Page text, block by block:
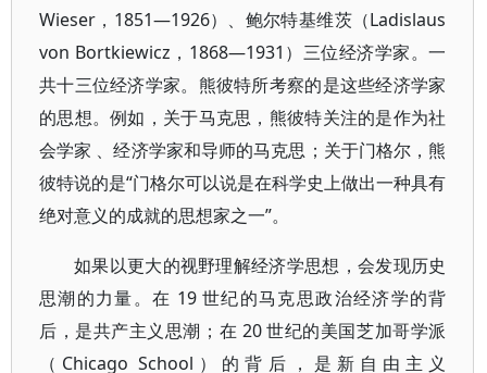
Wieser，1851—1926）、鲍尔特基维茨（Ladislaus
von Bortkiewicz，1868—1931）三位经济学家。一
共十三位经济学家。熊彼特所考察的是这些经济学家
的思想。例如，关于马克思，熊彼特关注的是作为社
会学家 、经济学家和导师的马克思；关于门格尔，熊
彼特说的是“门格尔可以说是在科学史上做出一种具有
绝对意义的成就的思想家之一”。
如果以更大的视野理解经济学思想，会发现历史
思潮的力量。在 19 世纪的马克思政治经济学的背
后，是共产主义思潮；在 20 世纪的美国芝加哥学派
（Chicago School）的背后，是新自由主义